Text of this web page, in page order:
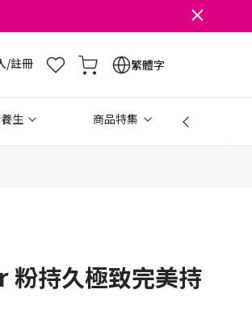
/註冊 繁體字
生 商品特集
持久極致完美持